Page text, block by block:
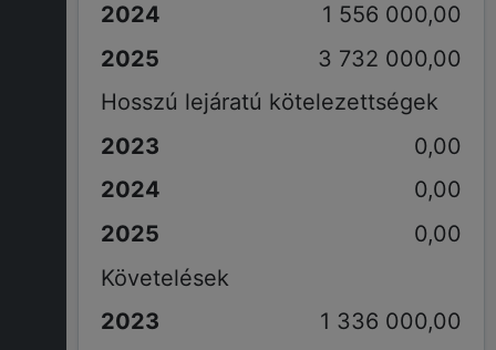
1 556 000,00
3 732 000,00
Hosszú lejáratú kötelezettségek
0,00
0,00
0,00
Követelések
1 336 000,00